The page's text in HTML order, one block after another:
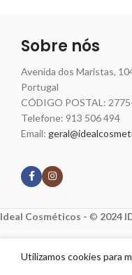
Sobre nós
Avenida dos Maristas,
Portugal
CÓDIGO POSTAL:
Telefone: 913 506 494
Email:
Ideal Cosméticos - © 2024
Utilizamos cookies para